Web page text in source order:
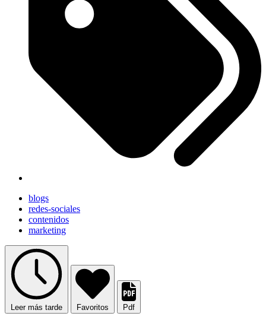
blogs
redes-sociales
contenidos
marketing
Leer más tarde Favoritos Pdf